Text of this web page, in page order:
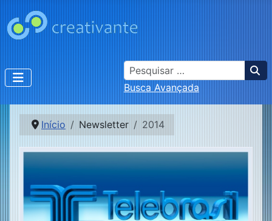
Busca
Busca Avançada
Início Newsletter 2014